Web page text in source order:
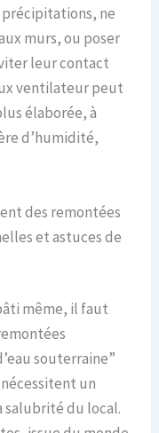
ne
murs, ou poser
leur contact
ventilateur peut
élaborée, à
d’humidité,
des remontées
et astuces de
même, il faut
souterraine”
un
du local.